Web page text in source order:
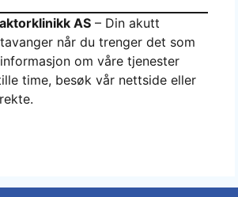
AS– Din akutt
når du trenger det som
om våre tjenester
time, besøk vår nettside eller